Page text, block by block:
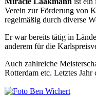
Verein zur Förderung von
regelmäßig durch diverse
Er war bereits tätig in
anderem für die
Auch zahlreiche
Rotterdam etc. Letztes